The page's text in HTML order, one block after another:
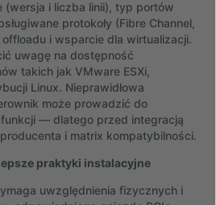
(wersja i liczba linii), typ portów
protokoły (Fibre Channel,
offloadu i wsparcie dla wirtualizacji.
uwagę na dostępność
takich jak VMware ESXi,
Linux. Nieprawidłowa
może prowadzić do
— dlatego przed integracją
i matrix kompatybilności.
praktyki instalacyjne
uwzględnienia fizycznych i